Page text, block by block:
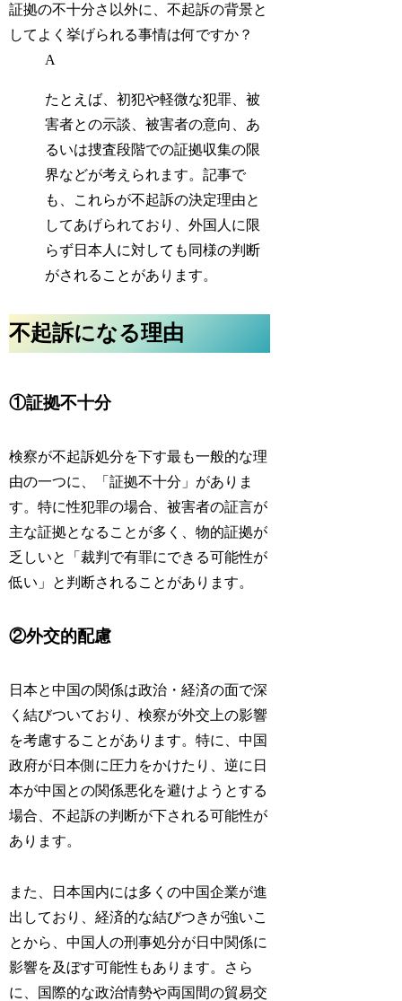
証拠の不十分さ以外に、不起訴の背景と
してよく挙げられる事情は何ですか？
A
たとえば、初犯や軽微な犯罪、被
害者との示談、被害者の意向、あ
るいは捜査段階での証拠収集の限
界などが考えられます。記事で
も、これらが不起訴の決定理由と
してあげられており、外国人に限
らず日本人に対しても同様の判断
がされることがあります。
不起訴になる理由
①証拠不十分
検察が不起訴処分を下す最も一般的な理
由の一つに、「証拠不十分」がありま
す。特に性犯罪の場合、被害者の証言が
主な証拠となることが多く、物的証拠が
乏しいと「裁判で有罪にできる可能性が
低い 」と判断されることがあります。
②外交的配慮
日本と中国の関係は政治・経済の面で深
く結びついており、検察が外交上の影響
を考慮することがあります。特に、中国
政府が日本側に圧力をかけたり、逆に日
本が中国との関係悪化を避けようとする
場合 、不起訴の判断が下される可能性が
あります。
また、日本国内には多くの中国企業が進
出しており、経済的な結びつきが強いこ
とから、中国人の刑事処分が日中関係に
影響を及ぼす可能性もあります。さら
に、国際的な政治情勢や両国間の貿易交